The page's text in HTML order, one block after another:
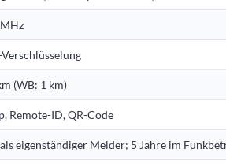
(WB: 1 km)
Remote-ID, QR-Code
eigenständiger Melder; 5 Jahre im